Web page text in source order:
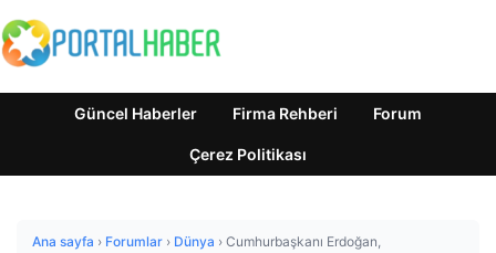
Güncel Haberler Firma Rehberi Forum
Çerez Politikası
Ana sayfa › Forumlar › Dünya › Cumhurbaşkanı Erdoğan,